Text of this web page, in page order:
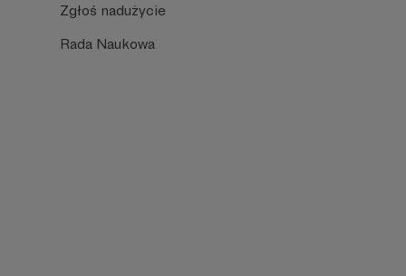
Zgłoś nadużycie
Rada Naukowa